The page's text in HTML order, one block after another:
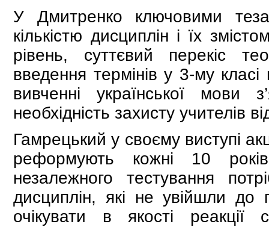
У Дмитренко ключовими
кількістю дисциплін і їх
рівень, суттєвий перекіс
введення термінів у 3-му класі
вивченні української
необхідність захисту учителів
Гамрецький у своєму виступі
реформують кожні 10
незалежного тестування
дисциплін, які не увійшли до
очікувати в якості реакції